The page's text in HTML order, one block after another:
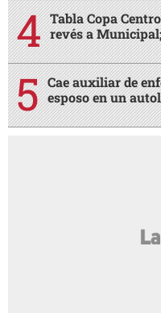
Tabla Copa
revés a
Cae auxiliar de
esposo en un